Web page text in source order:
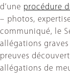
d’une procédure
– photos,
communiqué, le
allégations
preuves
allégations de